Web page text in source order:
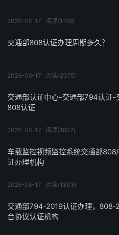
2026-06-17 阅读(1769)
交通部808认证办理周期多久？
2026-06-17 阅读(2075)
交通部认证中心-交通部794认证-
808认证
2026-06-17 阅读(1802)
车载监控视频监控系统交通部
证办理机构
2026-06-17 阅读(1303)
交通部794-2019认证办理，808-
台协议认证机构